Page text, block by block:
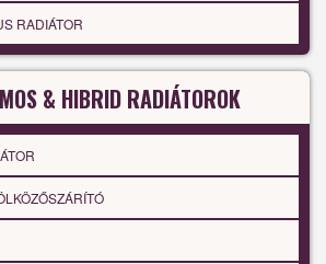
RADIÁTOR
& HIBRID RADIÁTOROK